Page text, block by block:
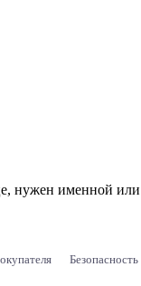
нужен именной